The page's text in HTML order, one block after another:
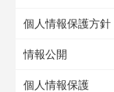
個人情報保護方針
情報公開
個人情報保護